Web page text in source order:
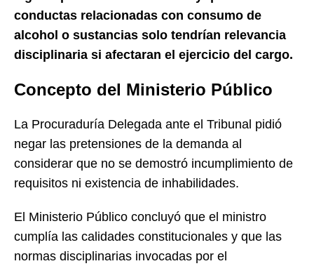
conductas relacionadas con consumo de
alcohol o sustancias solo tendrían relevancia
disciplinaria si afectaran el ejercicio del cargo.
Concepto del Ministerio Público
La Procuraduría Delegada ante el Tribunal pidió
negar las pretensiones de la demanda al
considerar que no se demostró incumplimiento de
requisitos ni existencia de inhabilidades.
El Ministerio Público concluyó que el ministro
cumplía las calidades constitucionales y que las
normas disciplinarias invocadas por el